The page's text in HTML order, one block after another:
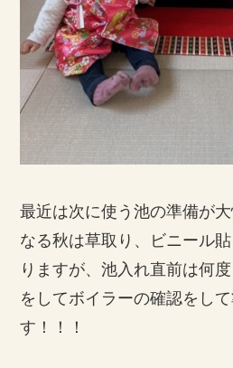
最近は次に使う池の準備が
なる秋は草取り、ビニール
りますが、池入れ直前は何
をしてボイラーの確認をし
す！！！